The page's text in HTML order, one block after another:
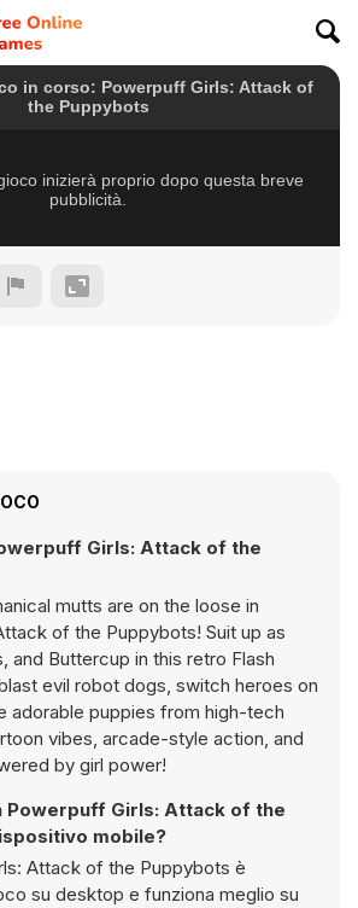
Girls: Attack of the
mutts are on the loose in
of the Puppybots! Suit up as
and Buttercup in this retro Flash
evil robot dogs, switch heroes on
adorable puppies from high-tech
vibes, arcade-style action, and
by girl power!
Powerpuff Girls: Attack of the
mobile?
Attack of the Puppybots è
su desktop e funziona meglio su